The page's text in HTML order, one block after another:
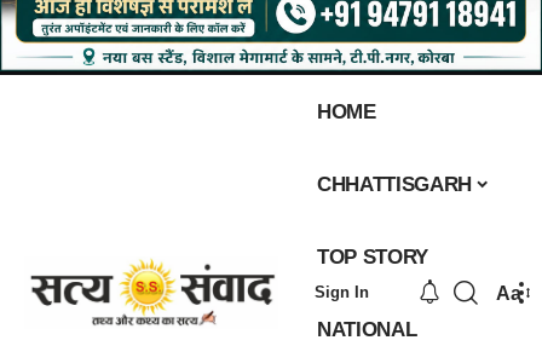
HOME
CHHATTISGARH
TOP STORY
NATIONAL
Sign In Aa